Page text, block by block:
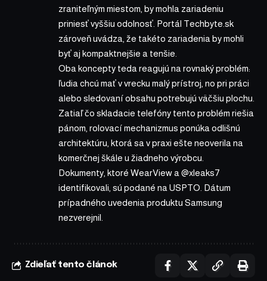
zraniteľným miestom, by mohla zariadeniu
priniesť vyššiu odolnosť. Portál Techbyte.sk
zároveň uvádza, že takéto zariadenia by mohli
byť aj kompaktnejšie a tenšie.
Oba koncepty teda reagujú na rovnaký problém:
ľudia chcú mať v vrecku malý prístroj, no pri práci
alebo sledovaní obsahu potrebujú väčšiu plochu.
Zatiaľ čo skladacie telefóny tento problém riešia
pánom, rolovací mechanizmus ponúka odlišnú
architektúru, ktorá sa v praxi ešte neoverila na
komerčnej škále u žiadneho výrobcu.
Dokumenty, ktoré WearView a @xleaks7
identifikovali, sú podané na USPTO. Dátum
prípadného uvedenia produktu Samsung
nezverejnil.
Zdieľať tento článok